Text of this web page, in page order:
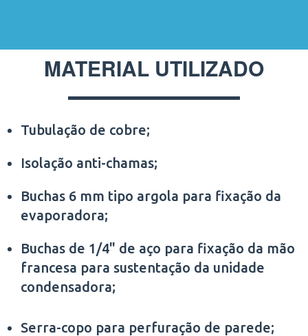
MATERIAL UTILIZADO
Tubulação de cobre;
Isolação anti-chamas;
Buchas 6 mm tipo argola para fixação da
evaporadora;
Buchas de 1/4" de aço para fixação da mão
francesa para sustentação da unidade
condensadora;
Serra-copo para perfuração de parede;